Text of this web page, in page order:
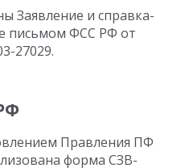
Заявление и справка-
письмом ФСС РФ от
27029.
Правления ПФ
форма СЗВ-